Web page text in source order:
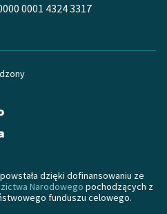
0001 4324 3317
dzięki dofinansowaniu ze
Narodowego pochodzących z
funduszu celowego.